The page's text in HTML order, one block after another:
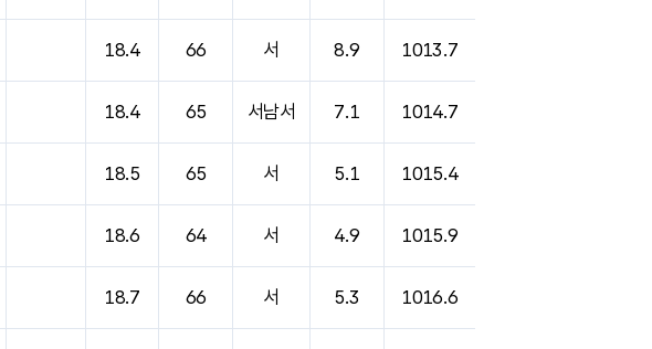
18.4 66 서 8.9 1013.7
18.4 65 서남서 7.1 1014.7
18.5 65 서 5.1 1015.4
18.6 64 서 4.9 1015.9
18.7 66 서 5.3 1016.6